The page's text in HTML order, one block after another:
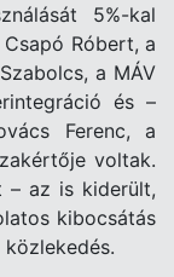
5%-kal
Róbert, a
a MÁV
és –
Ferenc, a
voltak.
– az is kiderült,
kibocsátás